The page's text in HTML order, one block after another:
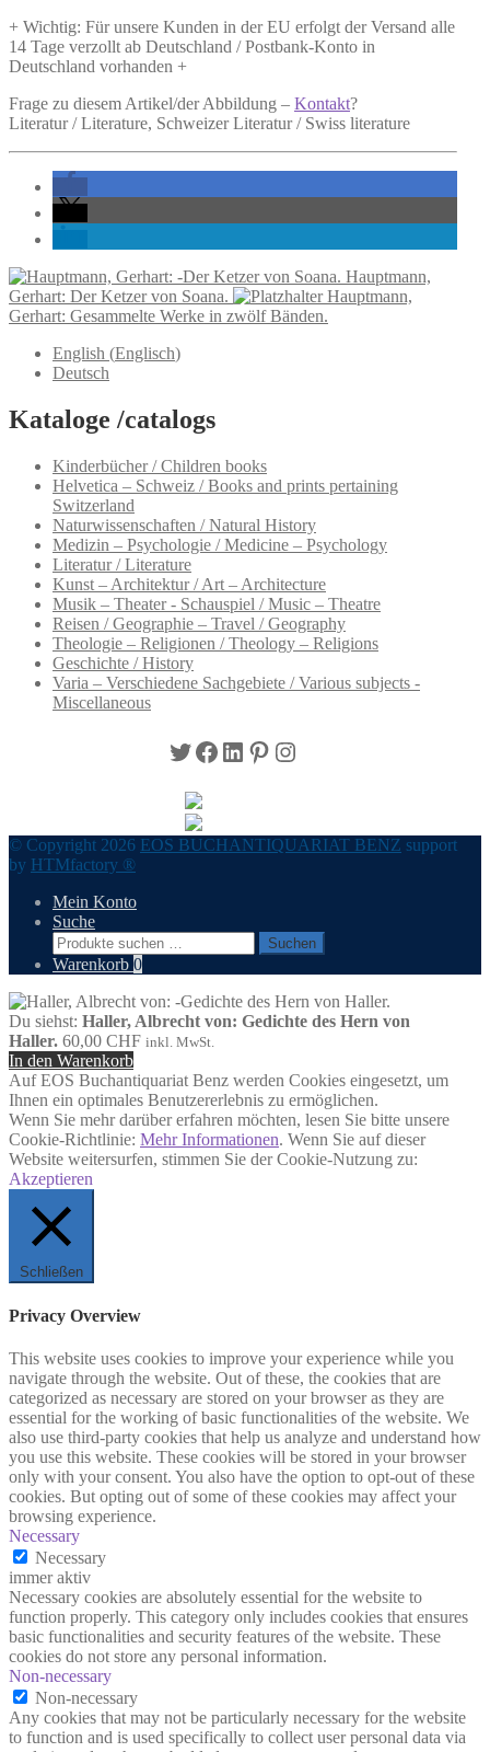
+ Wichtig: Für unsere Kunden in der EU erfolgt der Versand alle
14 Tage verzollt ab Deutschland / Postbank-Konto in
Deutschland vorhanden +
Frage zu diesem Artikel/der Abbildung – Kontakt?
Literatur / Literature, Schweizer Literatur / Swiss literature
Hauptmann,
Gerhart: Der Ketzer von Soana.
Hauptmann,
Gerhart: Gesammelte Werke in zwölf Bänden.
English (Englisch)
Deutsch
Kataloge /catalogs
Kinderbücher / Children books
Helvetica – Schweiz / Books and prints pertaining
Switzerland
Naturwissenschaften / Natural History
Medizin – Psychologie / Medicine – Psychology
Literatur / Literature
Kunst – Architektur / Art – Architecture
Musik – Theater - Schauspiel / Music – Theatre
Reisen / Geographie – Travel / Geography
Theologie – Religionen / Theology – Religions
Geschichte / History
Varia – Verschiedene Sachgebiete / Various subjects -
Miscellaneous
Twitter
Facebook
LinkedIn
Pinterest
Instagram
© Copyright 2026 EOS BUCHANTIQUARIAT BENZ support
by HTMfactory ®
Mein Konto
Suche
Suchen
nach:
Suchen
Warenkorb 0
Du siehst: Haller, Albrecht von: Gedichte des Hern von
Haller. 60,00 CHF inkl. MwSt.
In den Warenkorb
Auf EOS Buchantiquariat Benz werden Cookies eingesetzt, um
Ihnen ein optimales Benutzererlebnis zu ermöglichen.
Wenn Sie mehr darüber erfahren möchten, lesen Sie bitte unsere
Cookie-Richtlinie: Mehr Informationen. Wenn Sie auf dieser
Website weitersurfen, stimmen Sie der Cookie-Nutzung zu:
Akzeptieren
Schließen
Privacy Overview
This website uses cookies to improve your experience while you
navigate through the website. Out of these, the cookies that are
categorized as necessary are stored on your browser as they are
essential for the working of basic functionalities of the website. We
also use third-party cookies that help us analyze and understand how
you use this website. These cookies will be stored in your browser
only with your consent. You also have the option to opt-out of these
cookies. But opting out of some of these cookies may affect your
browsing experience.
Necessary
Necessary
immer aktiv
Necessary cookies are absolutely essential for the website to
function properly. This category only includes cookies that ensures
basic functionalities and security features of the website. These
cookies do not store any personal information.
Non-necessary
Non-necessary
Any cookies that may not be particularly necessary for the website
to function and is used specifically to collect user personal data via